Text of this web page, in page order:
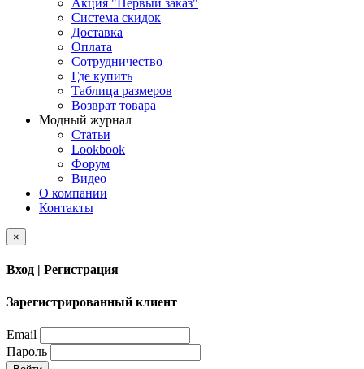
Акция "Первый заказ"
Система скидок
Доставка
Оплата
Сотрудничество
Где купить
Таблица размеров
Возврат товара
Модный журнал
Статьи
Lookbook
Форум
Видео
О компании
Контакты
×
Вход | Регистрация
Зарегистрированный клиент
Email
Пароль